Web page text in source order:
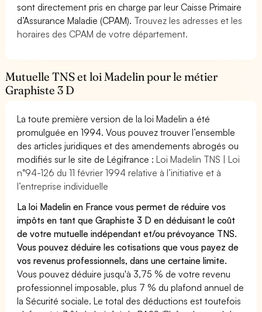
sont directement pris en charge par leur Caisse Primaire
d’Assurance Maladie (CPAM). Trouvez les adresses et les
horaires des CPAM de votre département.
Mutuelle TNS et loi Madelin pour le métier
Graphiste 3 D
La toute première version de la loi Madelin a été
promulguée en 1994. Vous pouvez trouver l’ensemble
des articles juridiques et des amendements abrogés ou
modifiés sur le site de Légifrance :Loi Madelin TNS | Loi
n°94-126 du 11 février 1994 relative à l’initiative et à
l’entreprise individuelle
La loi Madelin en France vous permet de réduire vos
impôts en tant que Graphiste 3 D en déduisant le coût
de votre mutuelle indépendant et/ou prévoyance TNS.
Vous pouvez déduire les cotisations que vous payez de
vos revenus professionnels, dans une certaine limite.
Vous pouvez déduire jusqu'à 3,75 % de votre revenu
professionnel imposable, plus 7 % du plafond annuel de
la Sécurité sociale. Le total des déductions est toutefois